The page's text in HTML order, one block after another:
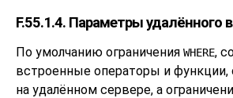
F.55.1.4. Параметры удалённого
По умолчанию ограничения WHERE,
встроенные операторы и
на удалённом сервере, а